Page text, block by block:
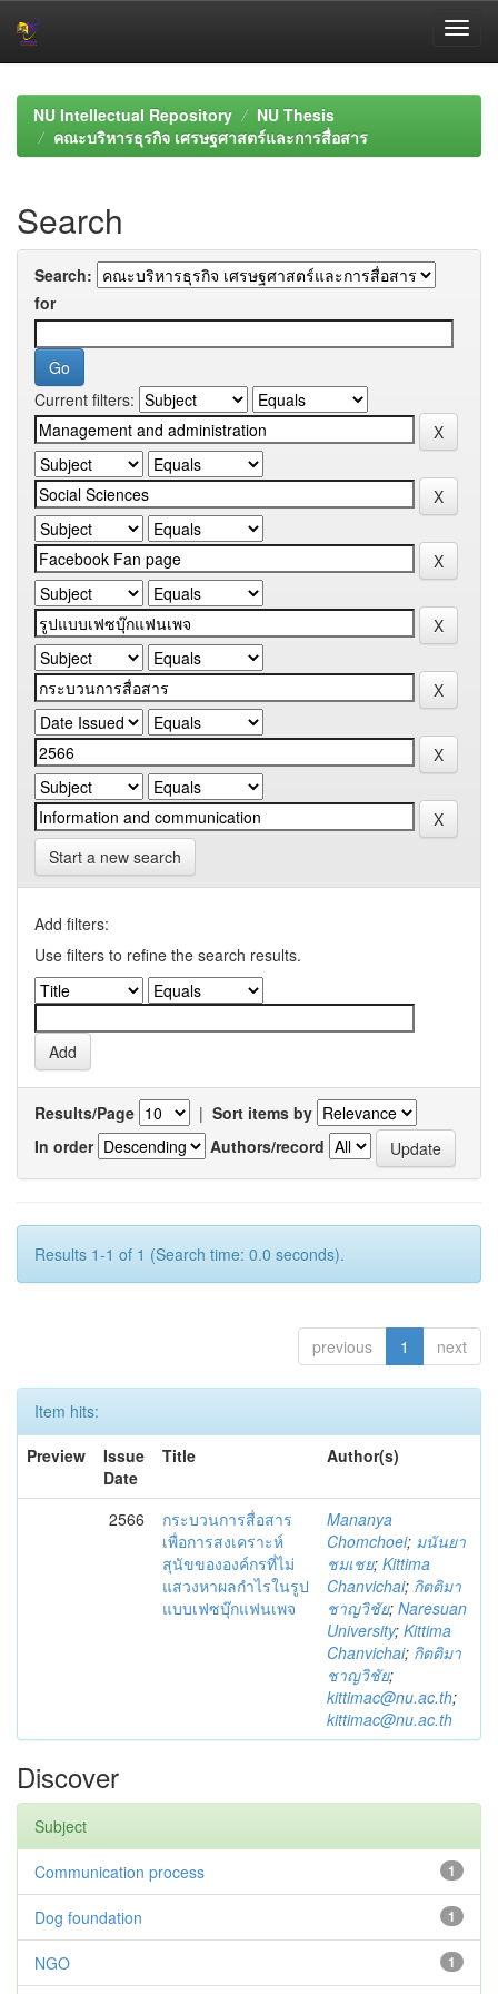
navigationNU Intellectual Repository
NU Thesis
คณะบริหารธุรกิจ เศรษฐศาสตร์และการสื่อสาร
Search
Search:
for
Current filters:
Start a new search
Add filters:
Use filters to refine the search results.
Results/Page | Sort items by
In order
Authors/record
Results 1-1 of 1 (Search time: 0.0 seconds).
previous 1 next
Item hits:
Preview
Issue
Date
Title Author(s)
2566
กระบวนการสื่อสาร
เพื่อการสงเคราะห์
สุนัขขององค์กรที่ไม่
แสวงหาผลกำไรในรูป
แบบเฟซบุ๊กแฟนเพจ
Mananya
Chomchoei; มนันยา
ชมเชย; Kittima
Chanvichai; กิตติมา
ชาญวิชัย; Naresuan
University; Kittima
Chanvichai; กิตติมา
ชาญวิชัย;
kittimac@nu.ac.th;
kittimac@nu.ac.th
Discover
Subject
1
Communication process
1
Dog foundation
1
NGO